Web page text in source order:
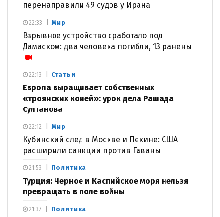
перенаправили 49 судов у Ирана
Мир
Взрывное устройство сработало под
Дамаском: два человека погибли, 13 ранены
22:33
Статьи
Европа выращивает собственных
«троянских коней»: урок дела Рашада
Султанова
22:13
Мир
Кубинский след в Москве и Пекине: США
расширили санкции против Гаваны
22:12
Политика
Турция: Черное и Каспийское моря нельзя
превращать в поле войны
21:53
Политика
21:37